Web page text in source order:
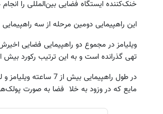
خنک‌کننده ایستگاه فضایی بین‌المللی را انجام
این راهپیمایی دومین مرحله از سه راهپیمایی
تهی گذرانده است و به این ترتیب رکورد بیش از 21 ساعت راهپیمایی فضایی زنان را
در طول راهپیمایی
مایع که در وزود به خلا فضا به صورت
این دوره رو نبینی، تا 5 سال دیگه هم فقیر
می‌مونی! همین الان ثبت نام کن
به پول